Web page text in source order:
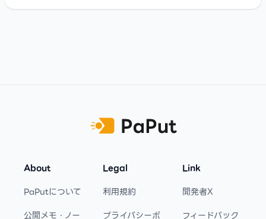
About
PaPutについて
公開メモ・ノー
Legal
利用規約
プライバシーポ
Link
開発者X
フィードバック